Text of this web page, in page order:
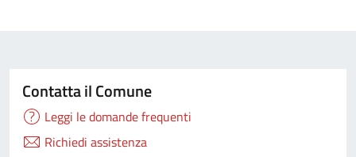
Contatta il Comune
Leggi le domande frequenti
Richiedi assistenza